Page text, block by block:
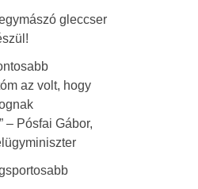
gleccser
az volt, hogy
– Pósfai Gábor,